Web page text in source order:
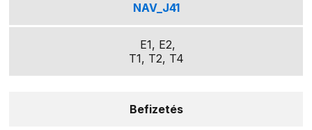
NAV_J41
E1, E2,
T1, T2, T4
Befizetés